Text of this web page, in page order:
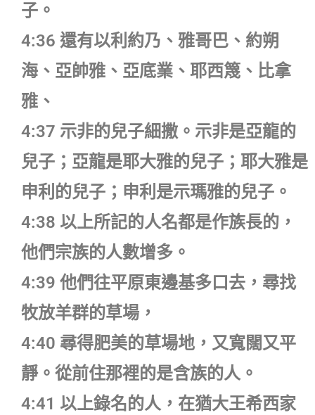
子。
4:36 還有以利約乃、雅哥巴、約朔
海、亞帥雅、亞底業、耶西篾、比拿
雅、
4:37 示非的兒子細撒。示非是亞龍的
兒子；亞龍是耶大雅的兒子；耶大雅是
申利的兒子；申利是示瑪雅的兒子。
4:38 以上所記的人名都是作族長的，
他們宗族的人數增多。
4:39 他們往平原東邊基多口去，尋找
牧放羊群的草場，
4:40 尋得肥美的草場地，又寬闊又平
靜。從前住那裡的是含族的人。
4:41 以上錄名的人，在猶大王希西家